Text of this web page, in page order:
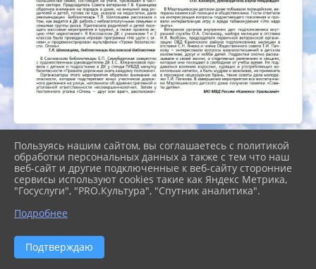
2026 г. cb-kgo.ru
Вход
Карта сайта
Политика обработки персональных данных
Пользуясь нашим сайтом, вы соглашаетесь с политикой
обработки персональных данных а также с тем что наш
веб-сайт и другие подключенные к веб-сайту сторонние
сервисы используют cookies такие как Яндекс Метрика,
"Госуслуги", "PRO.Культура", "Спутник аналитика".
Подробнее
Подтверждаю